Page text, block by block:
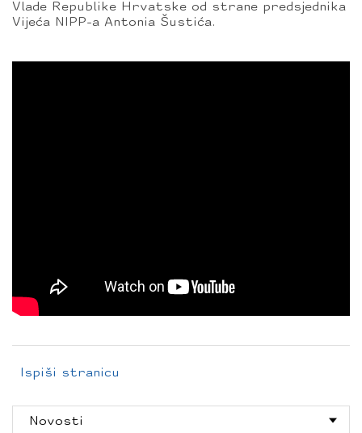
Vlade Republike Hrvatske od strane predsjednika
Vijeća NIPP-a Antonia Šustića.
Ispiši stranicu
Novosti